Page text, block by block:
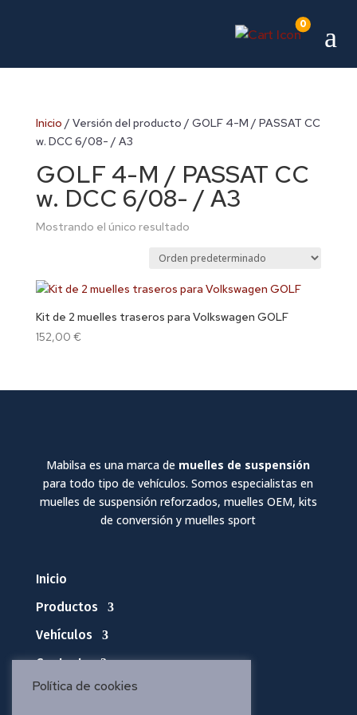
0 a
Inicio / Versión del producto / GOLF 4-M / PASSAT CC
w. DCC 6/08- / A3
GOLF 4-M / PASSAT CC
w. DCC 6/08- / A3
Mostrando el único resultado
Kit de 2 muelles traseros para Volkswagen GOLF
152,00 €
Mabilsa es una marca de muelles de suspensión
para todo tipo de vehículos. Somos especialistas en
muelles de suspensión reforzados, muelles OEM, kits
de conversión y muelles sport
Inicio
Productos
Vehículos
Contacto
Política de cookies